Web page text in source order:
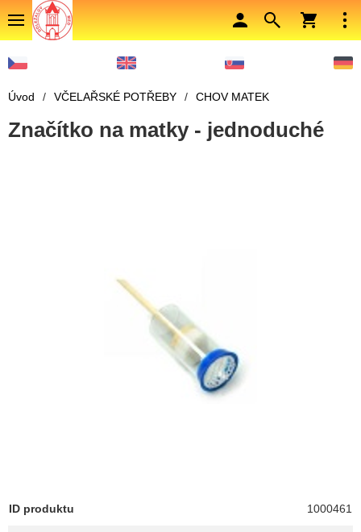
Úvod / VČELAŘSKÉ POTŘEBY / CHOV MATEK
Značítko na matky - jednoduché
ID produktu 1000461